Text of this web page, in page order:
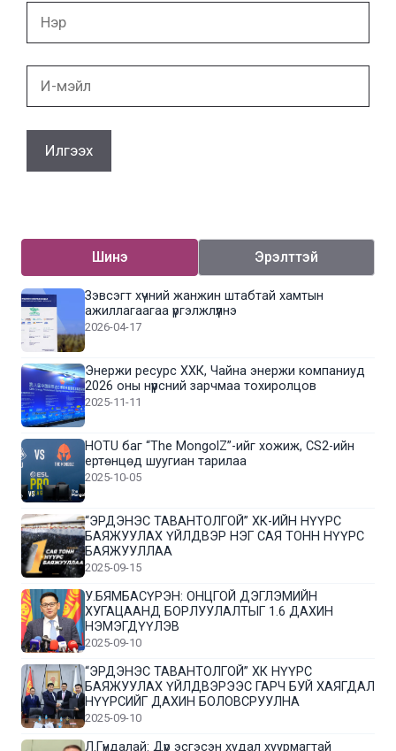
Шинэ Эрэлттэй
Зэвсэгт хүчний жанжин штабтай хамтын
ажиллагаагаа үргэлжлүүлнэ
2026-04-17
Энержи ресурс ХХК, Чайна энержи компаниуд
2026 оны нүүрсний зарчмаа тохиролцов
2025-11-11
HOTU баг “The MongolZ”-ийг хожиж, CS2-ийн
ертөнцөд шуугиан тарилаа
2025-10-05
“ЭРДЭНЭС ТАВАНТОЛГОЙ” ХК-ИЙН НҮҮРС
БАЯЖУУЛАХ ҮЙЛДВЭР НЭГ САЯ ТОНН НҮҮРС
БАЯЖУУЛЛАА
2025-09-15
У.БЯМБАСҮРЭН: ОНЦГОЙ ДЭГЛЭМИЙН
ХУГАЦААНД БОРЛУУЛАЛТЫГ 1.6 ДАХИН
НЭМЭГДҮҮЛЭВ
2025-09-10
“ЭРДЭНЭС ТАВАНТОЛГОЙ” ХК НҮҮРС
БАЯЖУУЛАХ ҮЙЛДВЭРЭЭС ГАРЧ БУЙ ХАЯГДАЛ
НҮҮРСИЙГ ДАХИН БОЛОВСРУУЛНА
2025-09-10
Л.Гүндалай: Дүр эсгэсэн худал хуурмагтай